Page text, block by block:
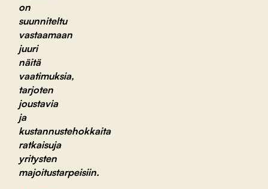
on
suunniteltu
vastaamaan
juuri
näitä
vaatimuksia,
tarjoten
joustavia
ja
kustannustehokkaita
ratkaisuja
yritysten
majoitustarpeisiin.